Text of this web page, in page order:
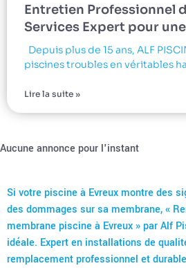
Entretien Professionnel
Services Expert pour
Depuis plus de 15 ans, ALF
piscines troubles en véritables
Lire la suite »
Aucune annonce pour l'instant
Si votre piscine à Evreux montre des
des dommages sur sa membrane, «
membrane piscine à Evreux » par Alf
idéale. Expert en installations de
remplacement professionnel et